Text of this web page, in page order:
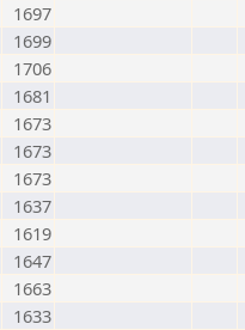
1697
1699
1706
1681
1673
1673
1673
1637
1619
1647
1663
1633